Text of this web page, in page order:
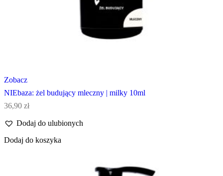
Zobacz
NIEbaza: żel budujący mleczny | milky 10ml
36,90 zł
Dodaj do ulubionych
Dodaj do koszyka